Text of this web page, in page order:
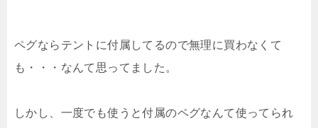
ペグならテントに付属してるので無理に買わなくて
も・・・なんて思ってました。
しかし、一度でも使うと付属のペグなんて使ってられ